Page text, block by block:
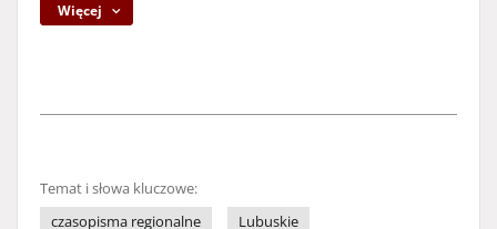
Więcej
Temat i słowa kluczowe:
czasopisma regionalne
Lubuskie